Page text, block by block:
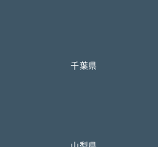
千葉県